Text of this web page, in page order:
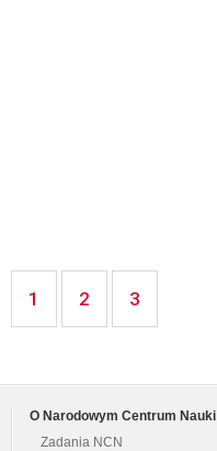
1 2 3
O Narodowym Centrum Nauki
Zadania NCN